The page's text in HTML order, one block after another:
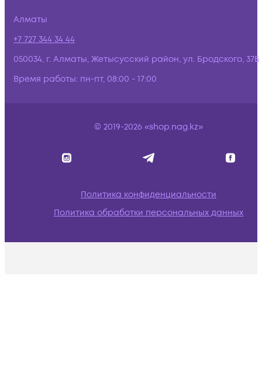
Алматы
+7 727 344 34 44
050034, г. Алматы, Жетысусский район, ул. Бродского, 37Б
Время работы: пн-пт, 08:00 - 17:00
© 2019-2026 «shop.nag.kz»
Политика конфиденциальности
Политика обработки персональных данных